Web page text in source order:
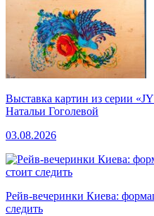
Выставка картин из серии
Натальи Гоголевой
03.08.2026
Рейв-вечеринки Киева:
следить